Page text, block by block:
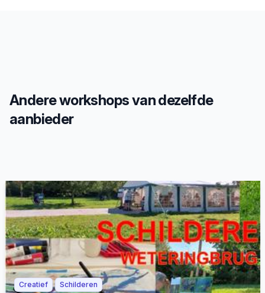
Andere workshops van dezelfde
aanbieder
Creatief Schilderen